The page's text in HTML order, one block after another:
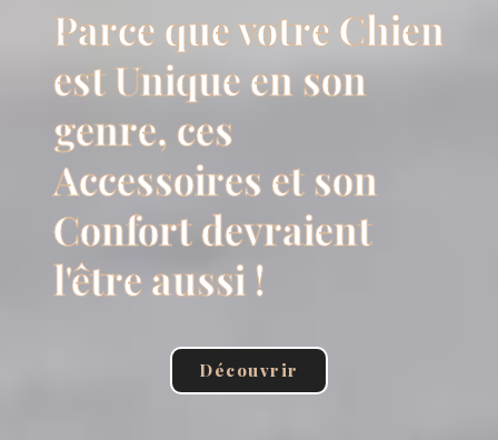
Parce que votre Chien
est Unique en son
genre, ces
Accessoires et son
Confort devraient
l'être aussi !
Découvrir